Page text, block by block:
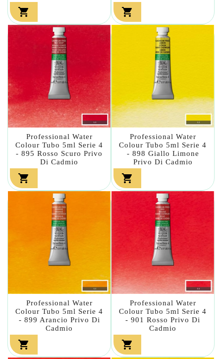
 
Professional Water
Colour Tubo 5ml Serie 4
- 895 Rosso Scuro Privo
Di Cadmio

Professional Water
Colour Tubo 5ml Serie 4
- 898 Giallo Limone
Privo Di Cadmio

Professional Water
Colour Tubo 5ml Serie 4
- 899 Arancio Privo Di
Cadmio

Professional Water
Colour Tubo 5ml Serie 4
- 901 Rosso Privo Di
Cadmio
